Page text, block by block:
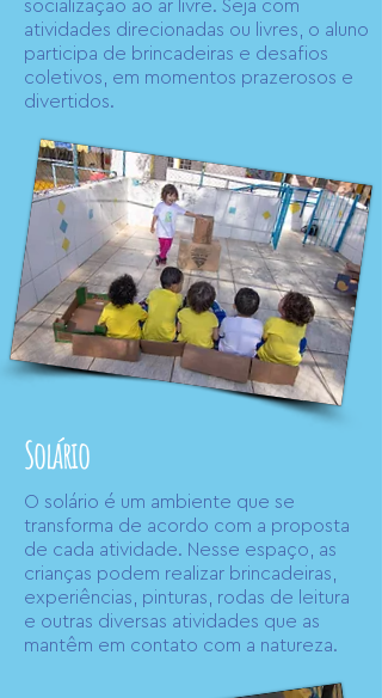
socialização ao ar livre. Seja com
atividades direcionadas ou livres, o aluno
participa de brincadeiras e desafios
coletivos, em momentos prazerosos e
divertidos.
Solário
O solário é um ambiente que se
transforma de acordo com a proposta
de cada atividade. Nesse espaço, as
crianças podem realizar brincadeiras,
experiências, pinturas, rodas de leitura
e outras diversas atividades que as
mantêm em contato com a natureza.